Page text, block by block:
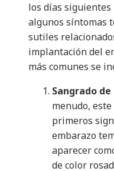
los días
algunos síntomas
sutiles
implantación del
más comunes se
Sangrado
menudo,
primeros
embarazo
aparecer
de color